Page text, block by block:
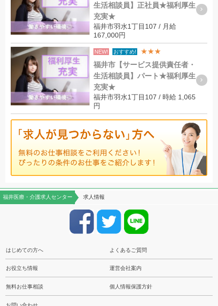
生活相談員】正社員★福利厚生
充実★
福井市羽水1丁目107 / 月給
167,000円
NEW! おすすめ! ★★★
福井市【サービス提供責任者・
生活相談員】パート★福利厚生
充実★
福井市羽水1丁目107 / 時給 1,065
円
福井医療・介護求人センター 求人情報
はじめての方へ よくあるご質問
お役立ち情報 運営会社案内
無料お仕事相談 個人情報保護方針
お問い合わせ